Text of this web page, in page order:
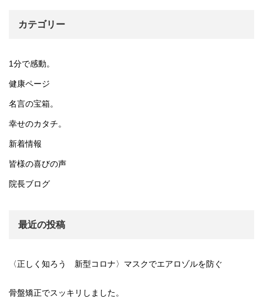
カテゴリー
1分で感動。
健康ページ
名言の宝箱。
幸せのカタチ。
新着情報
皆様の喜びの声
院長ブログ
最近の投稿
〈正しく知ろう 新型コロナ〉マスクでエアロゾルを防ぐ
骨盤矯正でスッキリしました。